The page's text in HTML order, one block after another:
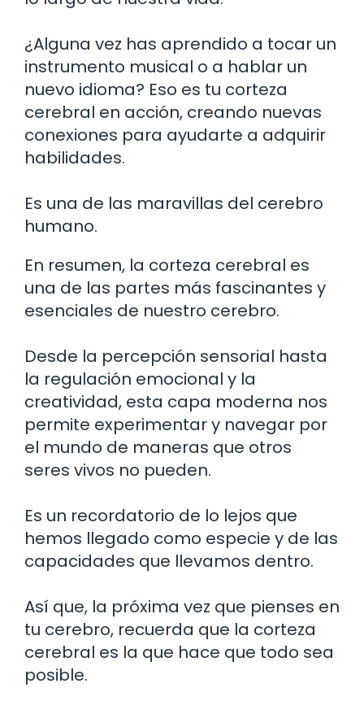
¿Alguna vez has aprendido a tocar un
instrumento musical o a hablar un
nuevo idioma? Eso es tu corteza
cerebral en acción, creando nuevas
conexiones para ayudarte a adquirir
habilidades.
Es una de las maravillas del cerebro
humano.
En resumen, la corteza cerebral es
una de las partes más fascinantes y
esenciales de nuestro cerebro.
Desde la percepción sensorial hasta
la regulación emocional y la
creatividad, esta capa moderna nos
permite experimentar y navegar por
el mundo de maneras que otros
seres vivos no pueden.
Es un recordatorio de lo lejos que
hemos llegado como especie y de las
capacidades que llevamos dentro.
Así que, la próxima vez que pienses en
tu cerebro, recuerda que la corteza
cerebral es la que hace que todo sea
posible.